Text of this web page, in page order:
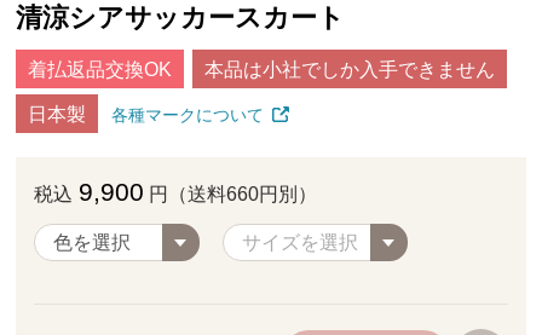
清涼シアサッカースカート
着払返品交換OK 本品は小社でしか入手できません
日本製 各種マークについて
税込 9,900 円（送料660円別）